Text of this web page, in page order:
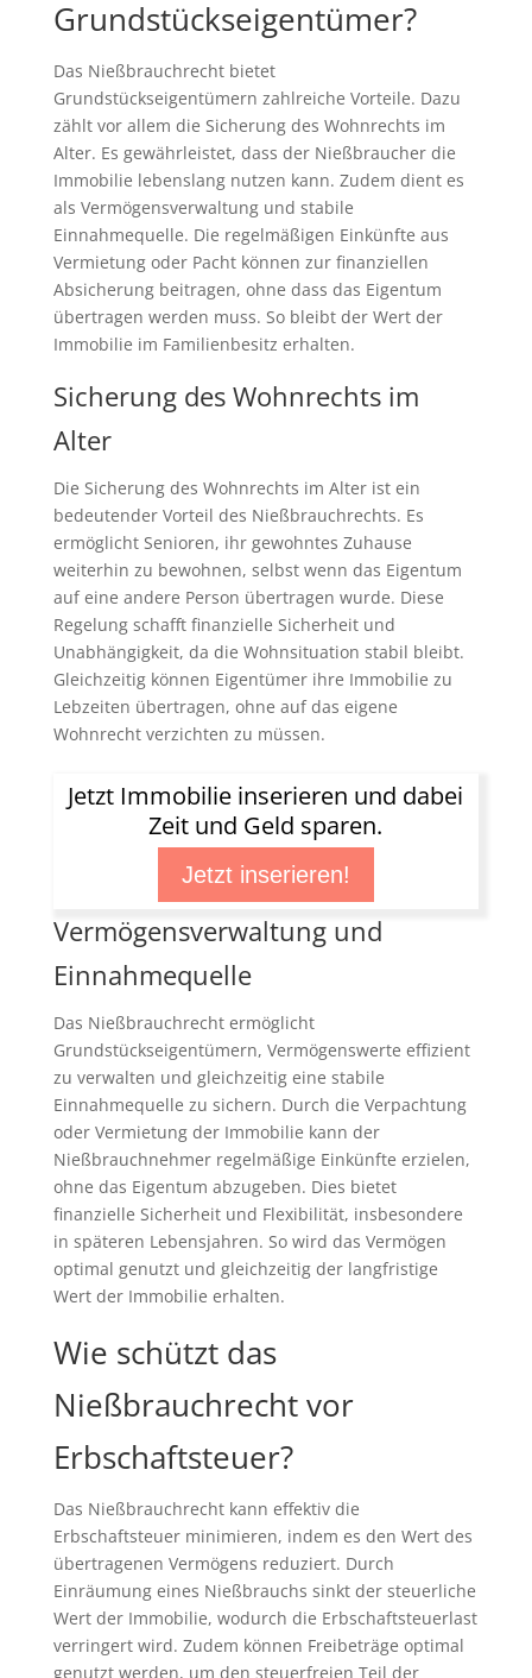
Grundstückseigentümer?
Das Nießbrauchrecht bietet
Grundstückseigentümern zahlreiche Vorteile. Dazu
zählt vor allem die Sicherung des Wohnrechts im
Alter. Es gewährleistet, dass der Nießbraucher die
Immobilie lebenslang nutzen kann. Zudem dient es
als Vermögensverwaltung und stabile
Einnahmequelle. Die regelmäßigen Einkünfte aus
Vermietung oder Pacht können zur finanziellen
Absicherung beitragen, ohne dass das Eigentum
übertragen werden muss. So bleibt der Wert der
Immobilie im Familienbesitz erhalten.
Sicherung des Wohnrechts im
Alter
Die Sicherung des Wohnrechts im Alter ist ein
bedeutender Vorteil des Nießbrauchrechts. Es
ermöglicht Senioren, ihr gewohntes Zuhause
weiterhin zu bewohnen, selbst wenn das Eigentum
auf eine andere Person übertragen wurde. Diese
Regelung schafft finanzielle Sicherheit und
Unabhängigkeit, da die Wohnsituation stabil bleibt.
Gleichzeitig können Eigentümer ihre Immobilie zu
Lebzeiten übertragen, ohne auf das eigene
Wohnrecht verzichten zu müssen.
Jetzt Immobilie inserieren und dabei
Zeit und Geld sparen.
Jetzt inserieren!
Vermögensverwaltung und
Einnahmequelle
Das Nießbrauchrecht ermöglicht
Grundstückseigentümern, Vermögenswerte effizient
zu verwalten und gleichzeitig eine stabile
Einnahmequelle zu sichern. Durch die Verpachtung
oder Vermietung der Immobilie kann der
Nießbrauchnehmer regelmäßige Einkünfte erzielen,
ohne das Eigentum abzugeben. Dies bietet
finanzielle Sicherheit und Flexibilität, insbesondere
in späteren Lebensjahren. So wird das Vermögen
optimal genutzt und gleichzeitig der langfristige
Wert der Immobilie erhalten.
Wie schützt das
Nießbrauchrecht vor
Erbschaftsteuer?
Das Nießbrauchrecht kann effektiv die
Erbschaftsteuer minimieren, indem es den Wert des
übertragenen Vermögens reduziert. Durch
Einräumung eines Nießbrauchs sinkt der steuerliche
Wert der Immobilie, wodurch die Erbschaftsteuerlast
verringert wird. Zudem können Freibeträge optimal
genutzt werden, um den steuerfreien Teil der